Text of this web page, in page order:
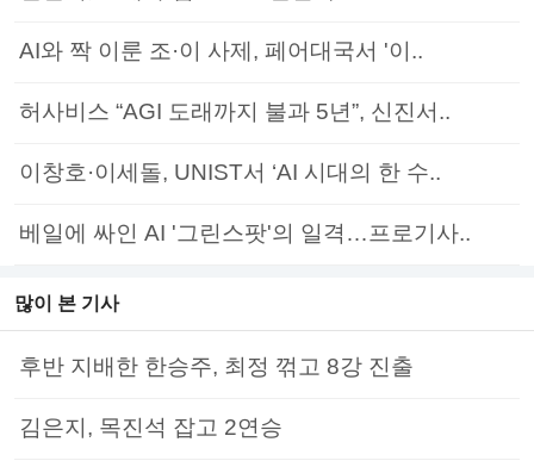
AI와 짝 이룬 조·이 사제, 페어대국서 '이..
허사비스 “AGI 도래까지 불과 5년”, 신진서..
이창호·이세돌, UNIST서 ‘AI 시대의 한 수..
베일에 싸인 AI '그린스팟'의 일격…프로기사..
많이 본 기사
후반 지배한 한승주, 최정 꺾고 8강 진출
김은지, 목진석 잡고 2연승